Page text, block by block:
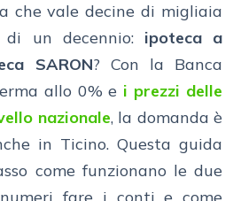
che vale decine di migliaia
di un decennio: ipoteca a
SARON? Con la Banca
allo 0% e i prezzi delle
nazionale, la domanda è
in Ticino. Questa guida
come funzionano le due